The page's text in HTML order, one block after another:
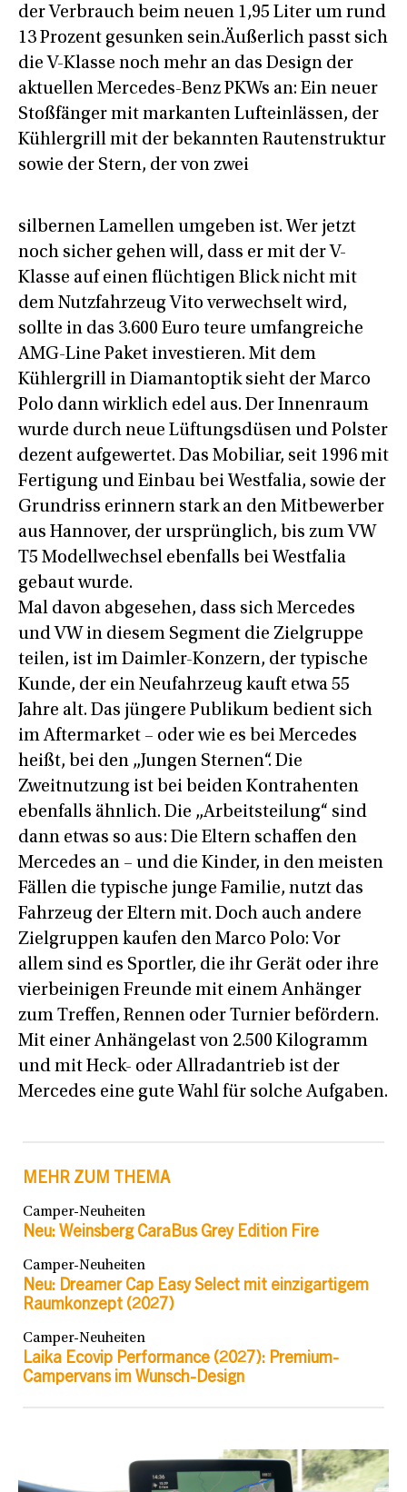
der Verbrauch beim neuen 1,95 Liter um rund
13 Prozent gesunken sein.Äußerlich passt sich
die V-Klasse noch mehr an das Design der
aktuellen Mercedes-Benz PKWs an: Ein neuer
Stoßfänger mit markanten Lufteinlässen, der
Kühlergrill mit der bekannten Rautenstruktur
sowie der Stern, der von zwei
silbernen Lamellen umgeben ist. Wer jetzt
noch sicher gehen will, dass er mit der V-
Klasse auf einen flüchtigen Blick nicht mit
dem Nutzfahrzeug Vito verwechselt wird,
sollte in das 3.600 Euro teure umfangreiche
AMG-Line Paket investieren. Mit dem
Kühlergrill in Diamantoptik sieht der Marco
Polo dann wirklich edel aus. Der Innenraum
wurde durch neue Lüftungsdüsen und Polster
dezent aufgewertet. Das Mobiliar, seit 1996 mit
Fertigung und Einbau bei Westfalia, sowie der
Grundriss erinnern stark an den Mitbewerber
aus Hannover, der ursprünglich, bis zum VW
T5 Modellwechsel ebenfalls bei Westfalia
gebaut wurde.
Mal davon abgesehen, dass sich Mercedes
und VW in diesem Segment die Zielgruppe
teilen, ist im Daimler-Konzern, der typische
Kunde, der ein Neufahrzeug kauft etwa 55
Jahre alt. Das jüngere Publikum bedient sich
im Aftermarket – oder wie es bei Mercedes
heißt, bei den „Jungen Sternen“. Die
Zweitnutzung ist bei beiden Kontrahenten
ebenfalls ähnlich. Die „Arbeitsteilung“ sind
dann etwas so aus: Die Eltern schaffen den
Mercedes an – und die Kinder, in den meisten
Fällen die typische junge Familie, nutzt das
Fahrzeug der Eltern mit. Doch auch andere
Zielgruppen kaufen den Marco Polo: Vor
allem sind es Sportler, die ihr Gerät oder ihre
vierbeinigen Freunde mit einem Anhänger
zum Treffen, Rennen oder Turnier befördern.
Mit einer Anhängelast von 2.500 Kilogramm
und mit Heck- oder Allradantrieb ist der
Mercedes eine gute Wahl für solche Aufgaben.
MEHR ZUM THEMA
Camper-Neuheiten
Neu: Weinsberg CaraBus Grey Edition Fire
Camper-Neuheiten
Neu: Dreamer Cap Easy Select mit einzigartigem
Raumkonzept (2027)
Camper-Neuheiten
Laika Ecovip Performance (2027): Premium-
Campervans im Wunsch-Design